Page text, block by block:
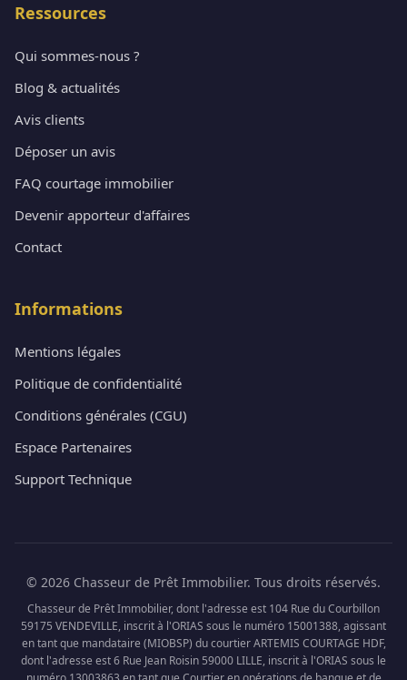
Ressources
Qui sommes-nous ?
Blog & actualités
Avis clients
Déposer un avis
FAQ courtage immobilier
Devenir apporteur d'affaires
Contact
Informations
Mentions légales
Politique de confidentialité
Conditions générales (CGU)
Espace Partenaires
Support Technique
© 2026 Chasseur de Prêt Immobilier. Tous droits réservés.
Chasseur de Prêt Immobilier, dont l'adresse est 104 Rue du Courbillon
59175 VENDEVILLE, inscrit à l'ORIAS sous le numéro 15001388, agissant
en tant que mandataire (MIOBSP) du courtier ARTEMIS COURTAGE HDF,
dont l'adresse est 6 Rue Jean Roisin 59000 LILLE, inscrit à l'ORIAS sous le